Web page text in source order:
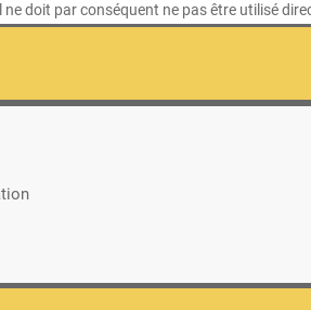
doit par conséquent ne pas être utilisé